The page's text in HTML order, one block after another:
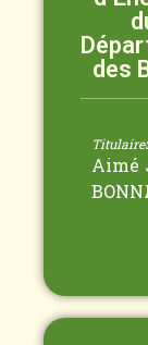
des
Titulaire
Aimé